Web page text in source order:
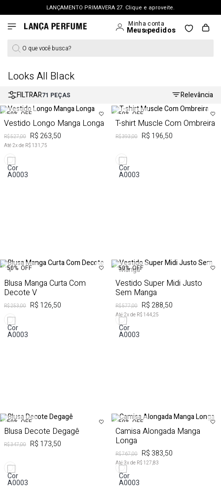
LANÇAMENTO PRIMAVERA 27. Clique e aproveite.
FRETE GRÁTIS | a partir de R$ 699. APROVEITAR >
OUTLET: Até 65% OFF + 15% na 2ª peça. Confira >
O que você busca?
Looks All Black
FILTRAR71 PEÇAS Relevância
50% OFF
Vestido Longo Manga Longa
R$ 527,00 R$ 263,50
Até 2x de R$ 131,75
50% OFF
T-shirt Muscle Com Ombreira
R$ 393,00 R$ 196,50
50% OFF
Blusa Manga Curta Com
Decote V
R$ 253,00 R$ 126,50
50% OFF
Vestido Super Midi Justo
Sem Manga
R$ 577,00 R$ 288,50
Até 2x de R$ 144,25
50% OFF
Blusa Decote Degagê
R$ 347,00 R$ 173,50
50% OFF
Camisa Alongada Manga
Longa
R$ 767,00 R$ 383,50
Até3x de R$ 127,83